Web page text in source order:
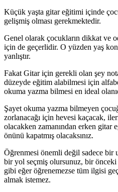
Küçük yaşta gitar eğitimi içinde
gelişmiş olması gerekmektedir.
Genel olarak çocukların dikkat ve
için de geçerlidir. O yüzden yaş
yanlıştır.
Fakat Gitar için gerekli olan şey
düzeyde eğitim alabilmesi için
okuma yazma bilmesi en ideal
Şayet okuma yazma bilmeyen
zorlanacağı için hevesi kaçacak,
olacakken zamanından erken gitar
önünü kapatmış olacaksınız.
Öğrenmesi önemli değil sadece bir
bir yol seçmiş olursunuz, bir
gibi eğer öğrenemezse tüm ilgisi
almak istemez.